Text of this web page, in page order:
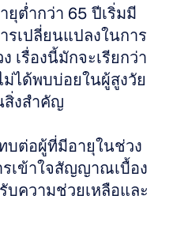
ยุต่ำกว่า 65 ปีเริ่มมี
รเปลี่ยนแปลงในการ
เรื่องนี้มักจะเรียกว่า
ม่ได้พบบ่อยในผู้สูงวัย
งสำคัญ
บต่อผู้ที่มีอายุในช่วง
เข้าใจสัญญาณเบื้อง
บความช่วยเหลือและ